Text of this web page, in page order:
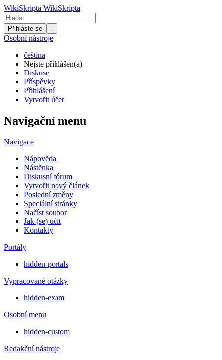
WikiSkripta WikiSkripta
Přihlaste se ↓
Osobní nástroje
čeština
Nejste přihlášen(a)
Diskuse
Příspěvky
Přihlášení
Vytvořit účet
Navigační menu
Navigace
Nápověda
Nástěnka
Diskusní fórum
Vytvořit nový článek
Poslední změny
Speciální stránky
Načíst soubor
Jak (se) učit
Kontakty
Portály
hidden-portals
Vypracované otázky
hidden-exam
Osobní menu
hidden-custom
Redakční nástroje